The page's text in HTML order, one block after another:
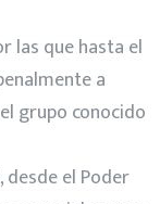
las que hasta el
a
grupo conocido
el Poder